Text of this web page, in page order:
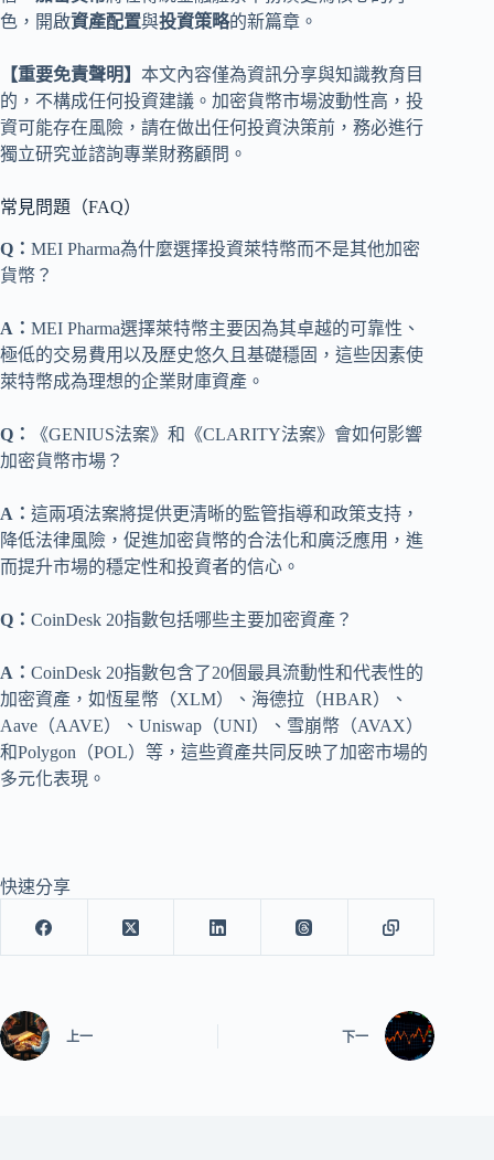
色，開啟資產配置與投資策略的新篇章。
【重要免責聲明】 本文內容僅為資訊分享與知識教育目
的，不構成任何投資建議。加密貨幣市場波動性高，投
資可能存在風險，請在做出任何投資決策前，務必進行
獨立研究並諮詢專業財務顧問。
常見問題（FAQ）
Q： MEI Pharma為什麼選擇投資萊特幣而不是其他加密
貨幣？
A： MEI Pharma選擇萊特幣主要因為其卓越的可靠性、
極低的交易費用以及歷史悠久且基礎穩固，這些因素使
萊特幣成為理想的企業財庫資產。
Q：
《GENIUS法案》和《CLARITY法案》會如何影響
加密貨幣市場？
A： 這兩項法案將提供更清晰的監管指導和政策支持，
降低法律風險，促進加密貨幣的合法化和廣泛應用，進
而提升市場的穩定性和投資者的信心。
Q： CoinDesk 20指數包括哪些主要加密資產？
A： CoinDesk 20指數包含了20個最具流動性和代表性的
加密資產，如恆星幣（XLM）、海德拉（HBAR）、
Aave（AAVE）、Uniswap（UNI）、雪崩幣（AVAX）
和Polygon（POL）等，這些資產共同反映了加密市場的
多元化表現。
快速分享
上一 下一